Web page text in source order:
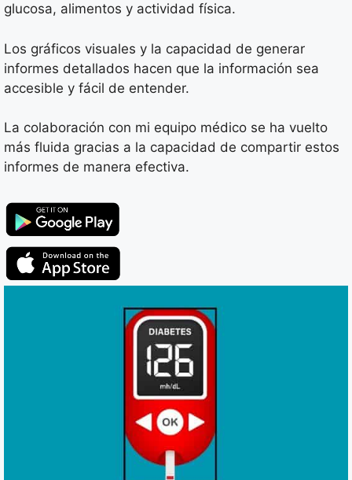
glucosa, alimentos y actividad física.
Los gráficos visuales y la capacidad de generar
informes detallados hacen que la información sea
accesible y fácil de entender.
La colaboración con mi equipo médico se ha vuelto
más fluida gracias a la capacidad de compartir estos
informes de manera efectiva.